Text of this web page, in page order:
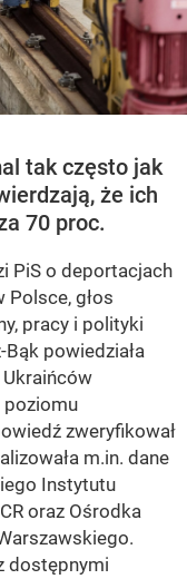
tak często jak
że ich
70 proc.
PiS o deportacjach
Polsce, głos
pracy i polityki
powiedziała
poziomu
zweryfikował
m.in. dane
Instytutu
oraz Ośrodka
dostępnymi